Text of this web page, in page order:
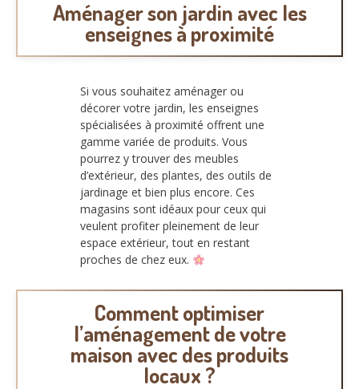
Aménager son jardin avec les
enseignes à proximité
Si vous souhaitez aménager ou
décorer votre jardin, les enseignes
spécialisées à proximité offrent une
gamme variée de produits. Vous
pourrez y trouver des meubles
d’extérieur, des plantes, des outils de
jardinage et bien plus encore. Ces
magasins sont idéaux pour ceux qui
veulent profiter pleinement de leur
espace extérieur, tout en restant
proches de chez eux.
Comment optimiser
l’aménagement de votre
maison avec des produits
locaux ?